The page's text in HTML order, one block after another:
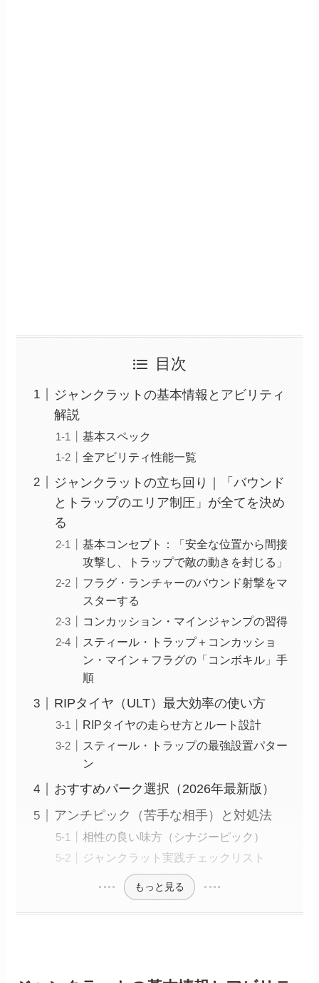
目次
ジャンクラットの基本情報とアビリティ
解説
基本スペック
全アビリティ性能一覧
ジャンクラットの立ち回り｜「バウンド
とトラップのエリア制圧」が全てを決め
る
基本コンセプト：「安全な位置から間接
攻撃し、トラップで敵の動きを封じる」
フラグ・ランチャーのバウンド射撃をマ
スターする
コンカッション・マインジャンプの習得
スティール・トラップ＋コンカッショ
ン・マイン＋フラグの「コンボキル」手
順
RIPタイヤ（ULT）最大効率の使い方
RIPタイヤの走らせ方とルート設計
スティール・トラップの最強設置パター
ン
おすすめパーク選択（2026年最新版）
アンチピック（苦手な相手）と対処法
相性の良い味方（シナジーピック）
ジャンクラット実践チェックリスト
もっと見る